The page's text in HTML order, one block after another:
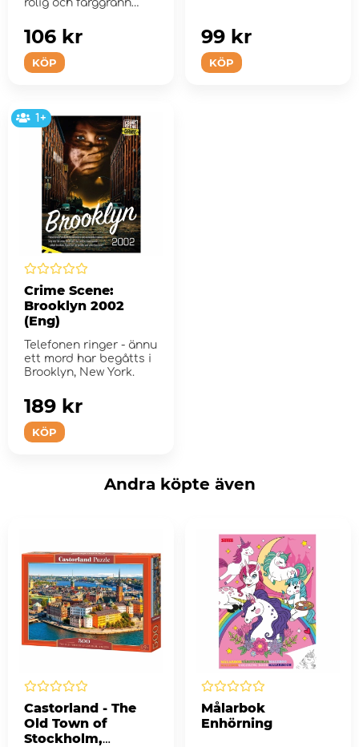
rolig och färggrann
KÖP
106 kr
KÖP
99 kr
1+
Crime Scene:
Brooklyn 2002
(Eng)
Telefonen ringer - ännu
ett mord har begåtts i
Brooklyn, New York.
KÖP
189 kr
Andra köpte även
Castorland - The
Old Town of
Stockholm,
Målarbok
Enhörning